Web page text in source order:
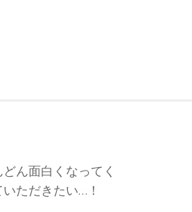
ん面白くなってく
ただきたい…！